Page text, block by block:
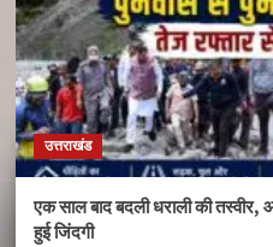
उत्तराखंड
एक साल बाद बदली धराली की
हुई जिंदगी